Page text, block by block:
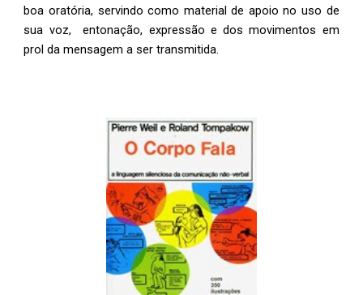
boa oratória, servindo como material de apoio no uso de
sua voz, entonação, expressão e dos movimentos em
prol da mensagem a ser transmitida.